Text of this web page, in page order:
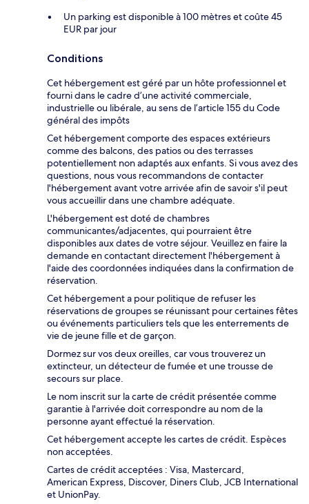
Un parking est disponible à 100 mètres et coûte 45
EUR par jour
Conditions
Cet hébergement est géré par un hôte professionnel et
fourni dans le cadre d’une activité commerciale,
industrielle ou libérale, au sens de l’article 155 du Code
général des impôts
Cet hébergement comporte des espaces extérieurs
comme des balcons, des patios ou des terrasses
potentiellement non adaptés aux enfants. Si vous avez des
questions, nous vous recommandons de contacter
l'hébergement avant votre arrivée afin de savoir s'il peut
vous accueillir dans une chambre adéquate.
L'hébergement est doté de chambres
communicantes/adjacentes, qui pourraient être
disponibles aux dates de votre séjour. Veuillez en faire la
demande en contactant directement l'hébergement à
l'aide des coordonnées indiquées dans la confirmation de
réservation.
Cet hébergement a pour politique de refuser les
réservations de groupes se réunissant pour certaines fêtes
ou événements particuliers tels que les enterrements de
vie de jeune fille et de garçon.
Dormez sur vos deux oreilles, car vous trouverez un
extincteur, un détecteur de fumée et une trousse de
secours sur place.
Le nom inscrit sur la carte de crédit présentée comme
garantie à l'arrivée doit correspondre au nom de la
personne ayant effectué la réservation.
Cet hébergement accepte les cartes de crédit. Espèces
non acceptées.
Cartes de crédit acceptées : Visa, Mastercard,
American Express, Discover, Diners Club, JCB International
et UnionPay.